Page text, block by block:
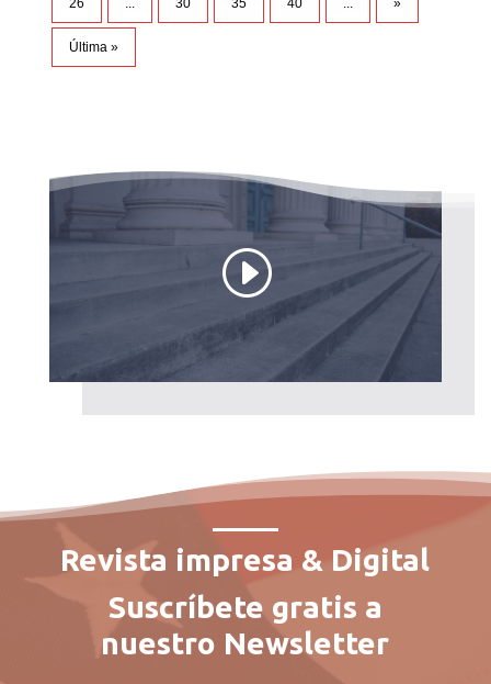
26 ... 30 35 40 ... »
Última »
Revista impresa & Digital
Suscríbete gratis a
nuestro Newsletter